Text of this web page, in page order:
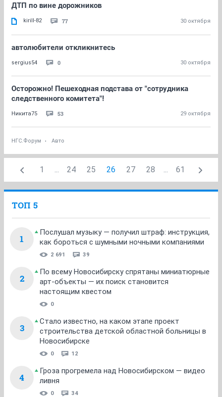
ДТП по вине дорожников
kirill-82 77 30 октября
автолюбители откликнитесь
sergius54 0 30 октября
Осторожно! Пешеходная подстава от "сотрудника
следственного комитета"!
Никита75 53 29 октября
НГС.Форум Авто
1 ... 24 25 26 27 28 ... 61
ТОП 5
1
Послушал музыку — получил штраф: инструкция,
как бороться с шумными ночными компаниями
2 691 39
2
По всему Новосибирску спрятаны миниатюрные
арт-объекты — их поиск становится
настоящим квестом
0
3
Стало известно, на каком этапе проект
строительства детской областной больницы в
Новосибирске
0 12
4
Гроза прогремела над Новосибирском — видео
ливня
0 34